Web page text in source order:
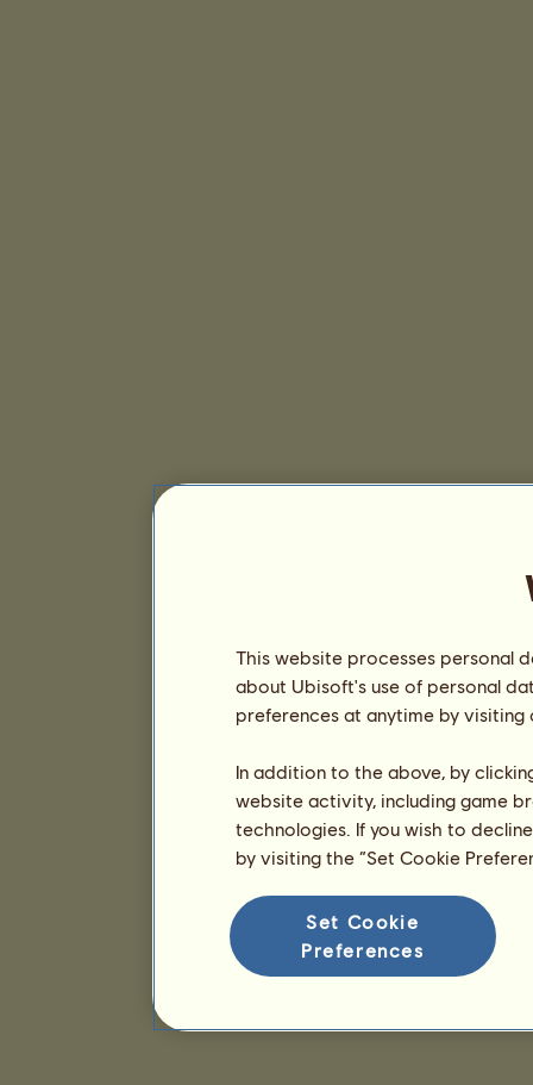
This website processes personal
about Ubisoft's use of personal
preferences at anytime by
In addition to the above, by
website activity, including game
technologies. If you wish to
by visiting the “Set Cookie
Set Cookie
Preferences